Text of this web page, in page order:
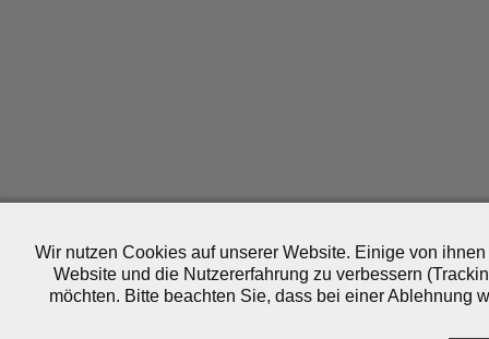
Wir nutzen Cookies auf unserer Website. Einige von
Website und die Nutzererfahrung zu verbessern
möchten. Bitte beachten Sie, dass bei einer Ablehnung